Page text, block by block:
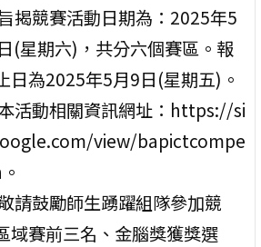
揭競賽活動日期為：2025年5
(星期六)，共分六個賽區。報
日為2025年5月9日(星期五)。
活動相關資訊網址：https://si
view/bapictcompe
請鼓勵師生踴躍組隊參加競
域賽前三名、金腦獎獲獎選